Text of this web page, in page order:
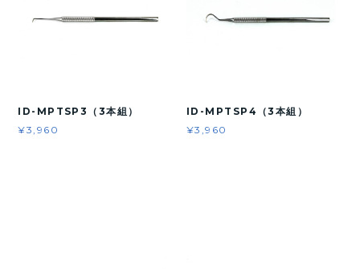
ID-MPTSP3（3本組）
¥3,960
ID-MPTSP4（3本組）
¥3,960